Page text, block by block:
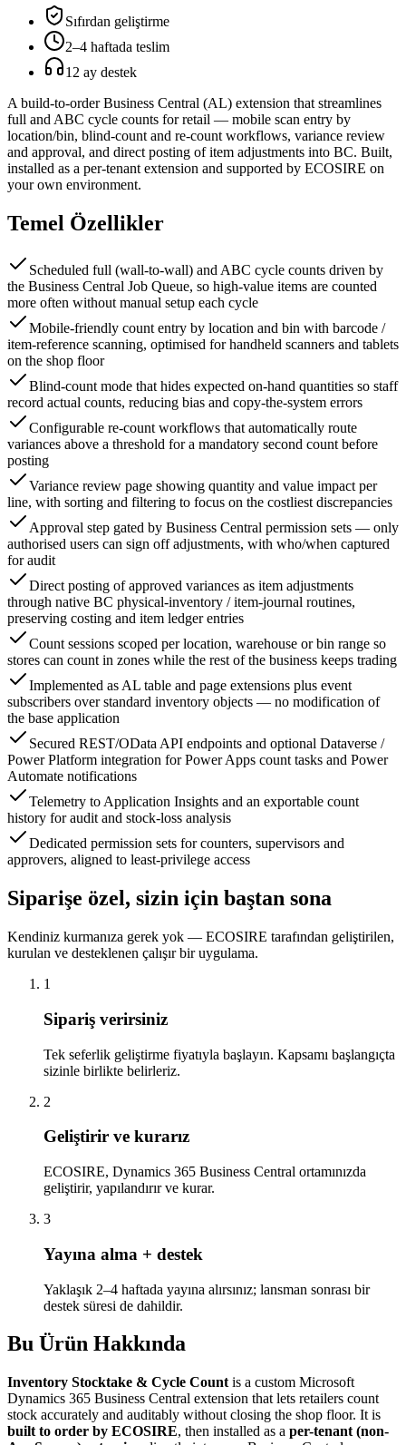
Sıfırdan geliştirme
2–4 haftada teslim
12 ay destek
A build-to-order Business Central (AL) extension that streamlines
full and ABC cycle counts for retail — mobile scan entry by
location/bin, blind-count and re-count workflows, variance review
and approval, and direct posting of item adjustments into BC. Built,
installed as a per-tenant extension and supported by ECOSIRE on
your own environment.
Temel Özellikler
Scheduled full (wall-to-wall) and ABC cycle counts driven by
the Business Central Job Queue, so high-value items are counted
more often without manual setup each cycle
Mobile-friendly count entry by location and bin with barcode /
item-reference scanning, optimised for handheld scanners and tablets
on the shop floor
Blind-count mode that hides expected on-hand quantities so staff
record actual counts, reducing bias and copy-the-system errors
Configurable re-count workflows that automatically route
variances above a threshold for a mandatory second count before
posting
Variance review page showing quantity and value impact per
line, with sorting and filtering to focus on the costliest discrepancies
Approval step gated by Business Central permission sets — only
authorised users can sign off adjustments, with who/when captured
for audit
Direct posting of approved variances as item adjustments
through native BC physical-inventory / item-journal routines,
preserving costing and item ledger entries
Count sessions scoped per location, warehouse or bin range so
stores can count in zones while the rest of the business keeps trading
Implemented as AL table and page extensions plus event
subscribers over standard inventory objects — no modification of
the base application
Secured REST/OData API endpoints and optional Dataverse /
Power Platform integration for Power Apps count tasks and Power
Automate notifications
Telemetry to Application Insights and an exportable count
history for audit and stock-loss analysis
Dedicated permission sets for counters, supervisors and
approvers, aligned to least-privilege access
Siparişe özel, sizin için baştan sona
Kendiniz kurmanıza gerek yok — ECOSIRE tarafından geliştirilen,
kurulan ve desteklenen çalışır bir uygulama.
1
Sipariş verirsiniz
Tek seferlik geliştirme fiyatıyla başlayın. Kapsamı başlangıçta
sizinle birlikte belirleriz.
2
Geliştirir ve kurarız
ECOSIRE, Dynamics 365 Business Central ortamınızda
geliştirir, yapılandırır ve kurar.
3
Yayına alma + destek
Yaklaşık 2–4 haftada yayına alırsınız; lansman sonrası bir
destek süresi de dahildir.
Bu Ürün Hakkında
Inventory Stocktake & Cycle Count is a custom Microsoft
Dynamics 365 Business Central extension that lets retailers count
stock accurately and auditably without closing the shop floor. It is
built to order by ECOSIRE, then installed as a per-tenant (non-